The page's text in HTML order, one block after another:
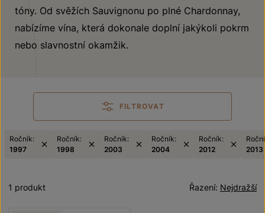
tóny. Od svěžích Sauvignonu po plné Chardonnay,
nabízíme vína, která dokonale doplní jakýkoli pokrm
nebo slavnostní okamžik.
FILTROVAT
Ročník:
1997
Ročník:
1998
Ročník:
2003
Ročník:
2004
Ročník:
2012
2013
Nejdražší
Řazení:
1 produkt